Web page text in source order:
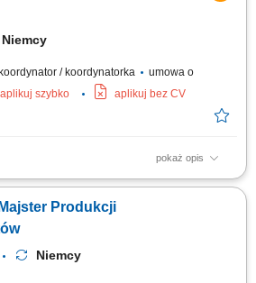
Niemcy
/ koordynatorka
umowa o
aplikuj szybko aplikuj bez CV
pokaż opis
dokumentacji pracowniczej oraz
j. niemieckiego; znajomość zagadnień
lub realizacją kontraktów
Niemcy